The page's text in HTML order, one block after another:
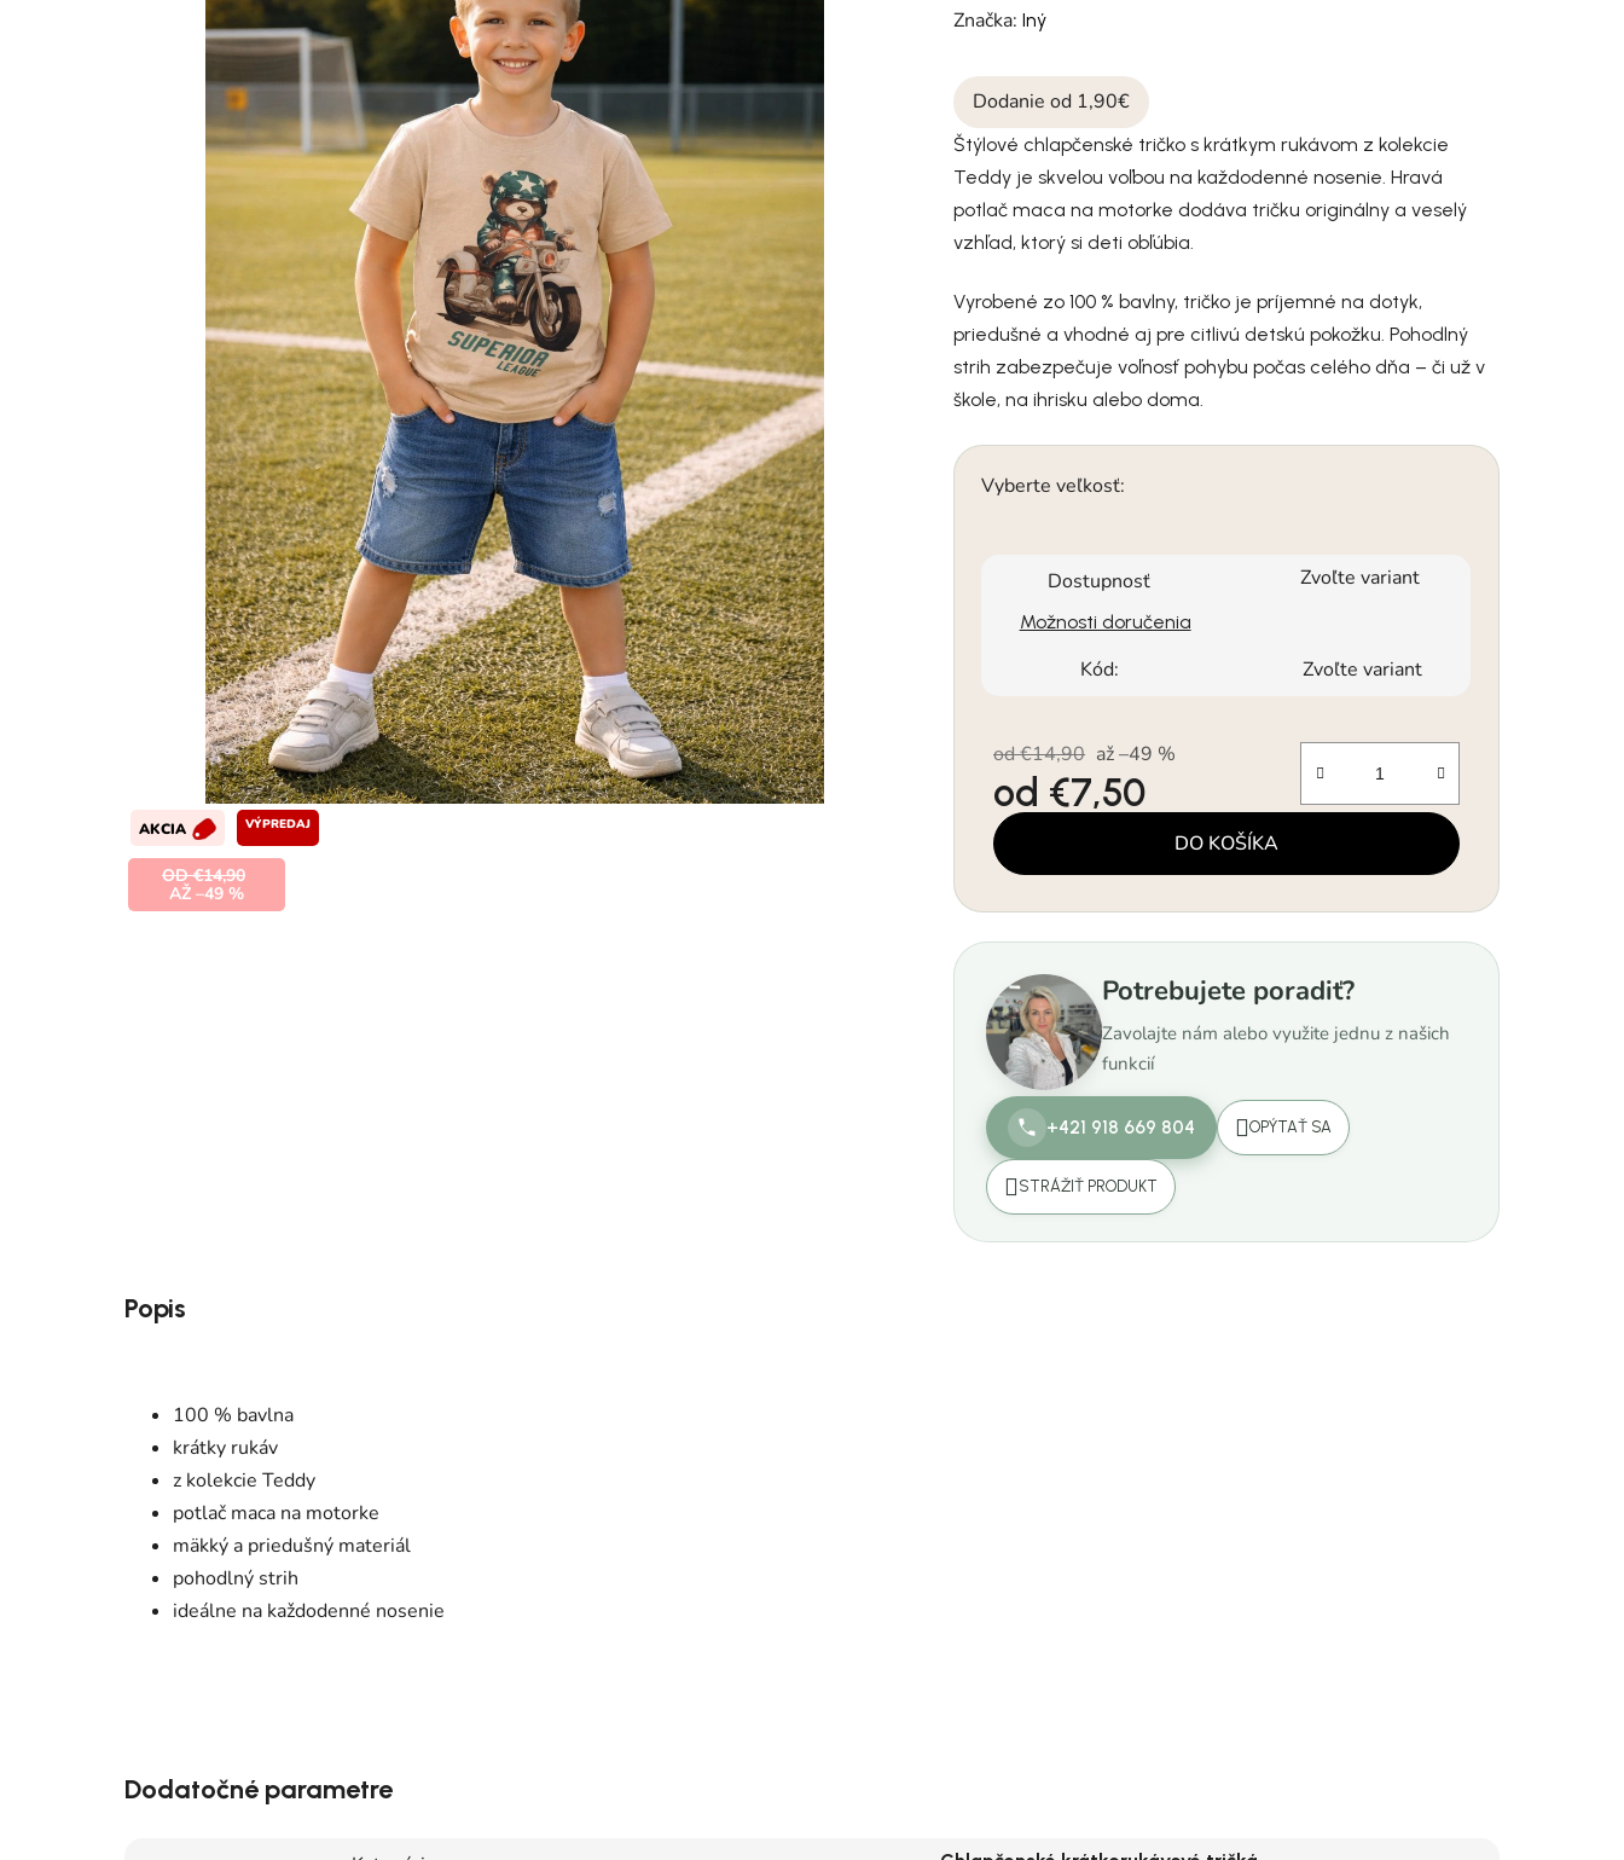
Značka:Iný
Dodanie od 1,90€
Štýlové chlapčenské tričko s krátkym rukávom z kolekcie
Teddy je skvelou voľbou na každodenné nosenie. Hravá
potlač maca na motorke dodáva tričku originálny a veselý
vzhľad, ktorý si deti obľúbia.
Vyrobené zo 100 % bavlny, tričko je príjemné na dotyk,
priedušné a vhodné aj pre citlivú detskú pokožku. Pohodlný
strih zabezpečuje voľnosť pohybu počas celého dňa – či už v
škole, na ihrisku alebo doma.
Vyberte veľkosť:
Dostupnosť Zvoľte variant
Možnosti doručenia
Kód: Zvoľte variant
od €14,90 až –49 %
od €7,50
Jednotková cena: DO KOŠÍKA
Potrebujete poradiť?
Zavolajte nám alebo využite jednu z našich
funkcií
+421 918 669 804 OPÝTAŤ SA
STRÁŽIŤ PRODUKT
AKCIA VÝPREDAJ
OD €14,90
AŽ –49 %
Popis
100 % bavlna
krátky rukáv
z kolekcie Teddy
potlač maca na motorke
mäkký a priedušný materiál
pohodlný strih
ideálne na každodenné nosenie
Dodatočné parametre